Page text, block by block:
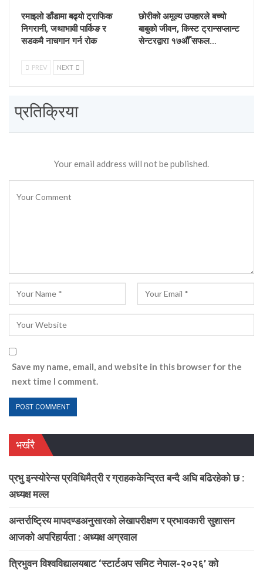
रमाइलो डाँडामा बढ्यो ट्राफिक
निगरानी, जथाभावी पार्किङ र
सडकमै नाचगान गर्न रोक
छोरीको अमूल्य उपहारले बच्यो
बाबुको जीवन, किस्ट ट्रान्सप्लान्ट
सेन्टरद्वारा १७औँ सफल…
PREV NEXT
प्रतिक्रिया
Your email address will not be published.
Save my name, email, and website in this browser for the
next time I comment.
भर्खरै
प्रभु इन्स्योरेन्स प्रविधिमैत्री र ग्राहककेन्द्रित बन्दै अघि बढिरहेको छ :
अध्यक्ष मल्ल
अन्तर्राष्ट्रिय मापदण्डअनुसारको लेखापरीक्षण र प्रभावकारी सुशासन
आजको अपरिहार्यता : अध्यक्ष अग्रवाल
त्रिभुवन विश्वविद्यालयबाट ‘स्टार्टअप समिट नेपाल-२०२६’ को